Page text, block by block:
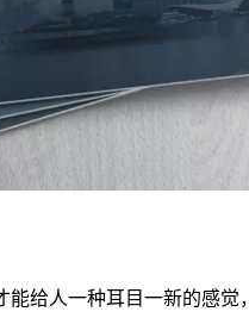
给人一种耳目一新的感